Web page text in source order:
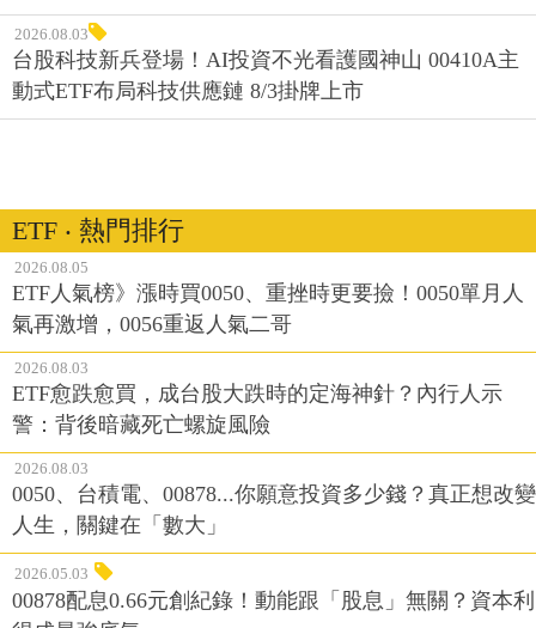
2026.08.03
台股科技新兵登場！AI投資不光看護國神山 00410A主
動式ETF布局科技供應鏈 8/3掛牌上市
ETF ‧ 熱門排行
2026.08.05
ETF人氣榜》漲時買0050、重挫時更要撿！0050單月人
氣再激增，0056重返人氣二哥
2026.08.03
ETF愈跌愈買，成台股大跌時的定海神針？內行人示
警：背後暗藏死亡螺旋風險
2026.08.03
0050、台積電、00878...你願意投資多少錢？真正想改變
人生，關鍵在「數大」
2026.05.03
00878配息0.66元創紀錄！動能跟「股息」無關？資本利